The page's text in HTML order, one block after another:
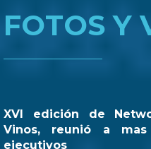
FOTOS Y
XVI edición de
Vinos, reunió a
ejecutivos